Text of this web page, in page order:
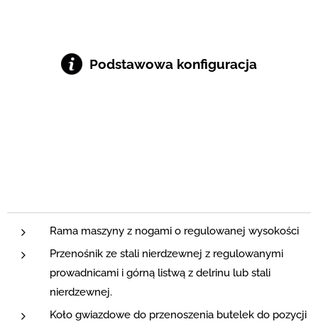
Podstawowa konfiguracja
Rama maszyny z nogami o regulowanej wysokości
Przenośnik ze stali nierdzewnej z regulowanymi
prowadnicami i górną listwą z delrinu lub stali
nierdzewnej.
Koło gwiazdowe do przenoszenia butelek do pozycji